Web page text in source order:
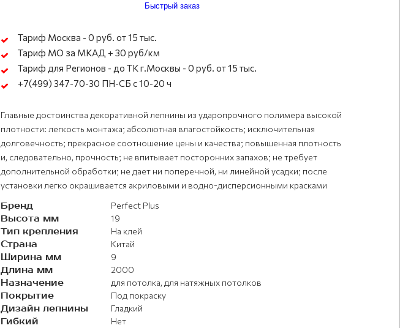
Быстрый заказ
Тариф Москва - 0 руб. от 15 тыс.
Тариф МО за МКАД + 30 руб/км
Тариф для Регионов - до ТК г.Москвы - 0 руб. от 15 тыс.
+7(499) 347-70-30 ПН-СБ с 10-20 ч
Главные достоинства декоративной лепнины из ударопрочного полимера высокой
плотности: легкость монтажа; абсолютная влагостойкость; исключительная
долговечность; прекрасное соотношение цены и качества; повышенная плотность
и, следовательно, прочность; не впитывает посторонних запахов; не требует
дополнительной обработки; не дает ни поперечной, ни линейной усадки; после
установки легко окрашивается акриловыми и водно-дисперсионными красками
Бренд Perfect Plus
Высота мм 19
Тип крепления На клей
Страна Китай
Ширина мм 9
Длина мм 2000
Назначение для потолка, для натяжных потолков
Покрытие Под покраску
Дизайн лепнины Гладкий
Гибкий Нет